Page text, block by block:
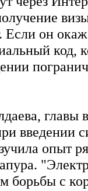
Если он
код,
главы
введении
опыт
борьбы с